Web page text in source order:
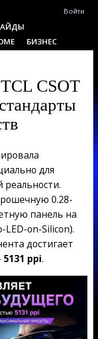
Войти
БИЗНЕС
CSOT
для
0.28-
панель на
on-Silicon).
достигает
5131 ppi.